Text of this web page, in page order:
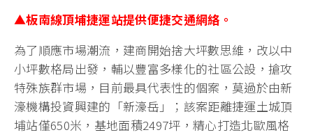
▲板南線頂埔捷運站提供便捷交通網絡。
為了順應市場潮流，建商開始捨大坪數思維，改以中
小坪數格局出發，輔以豐富多樣化的社區公設，搶攻
特殊族群市場，目前最具代表性的個案，莫過於由新
濠機構投資興建的「新濠岳」；該案距離捷運土城頂
埔站僅650米，基地面積2497坪，精心打造北歐風格